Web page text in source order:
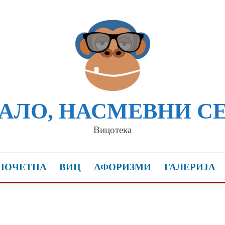
НАСМЕВНИ
Вицотека
ВИЦ АФОРИЗМИ ГАЛЕРИЈА